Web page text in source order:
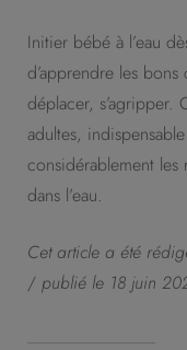
Initier bébé à l’eau
d’apprendre les
déplacer, s’agripper.
adultes,
considérablement
dans l’eau.
Cet article a été
/ publié le 18 juin